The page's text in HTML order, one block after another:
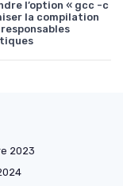
l’option « gcc -c
la compilation
2023